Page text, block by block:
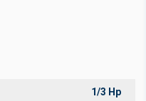
1/3 Hp